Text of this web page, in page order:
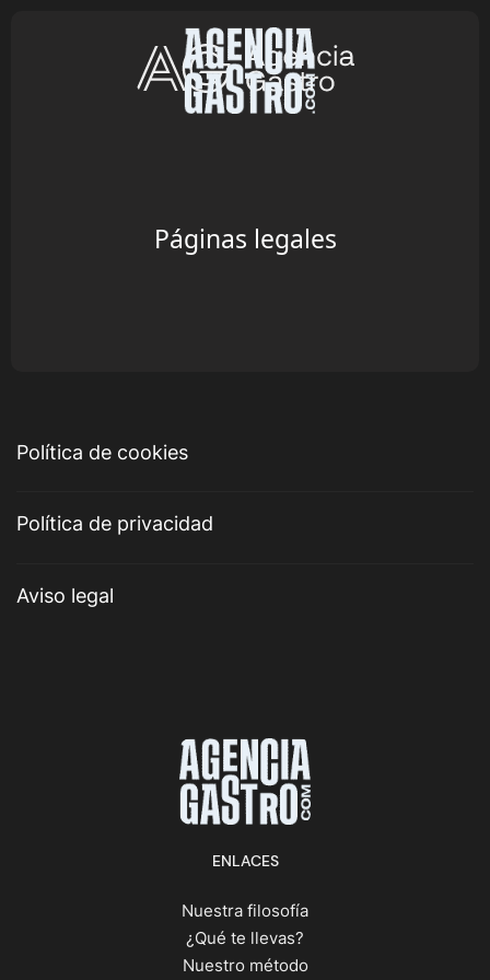
Páginas legales
Política de cookies
Política de privacidad
Aviso legal
ENLACES
Nuestra filosofía
¿Qué te llevas?
Nuestro método